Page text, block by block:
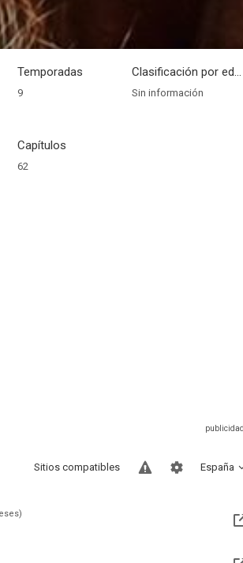
Temporadas
9
Clasificación por edades
Sin información
Capítulos
62
España
Sitios compatibles